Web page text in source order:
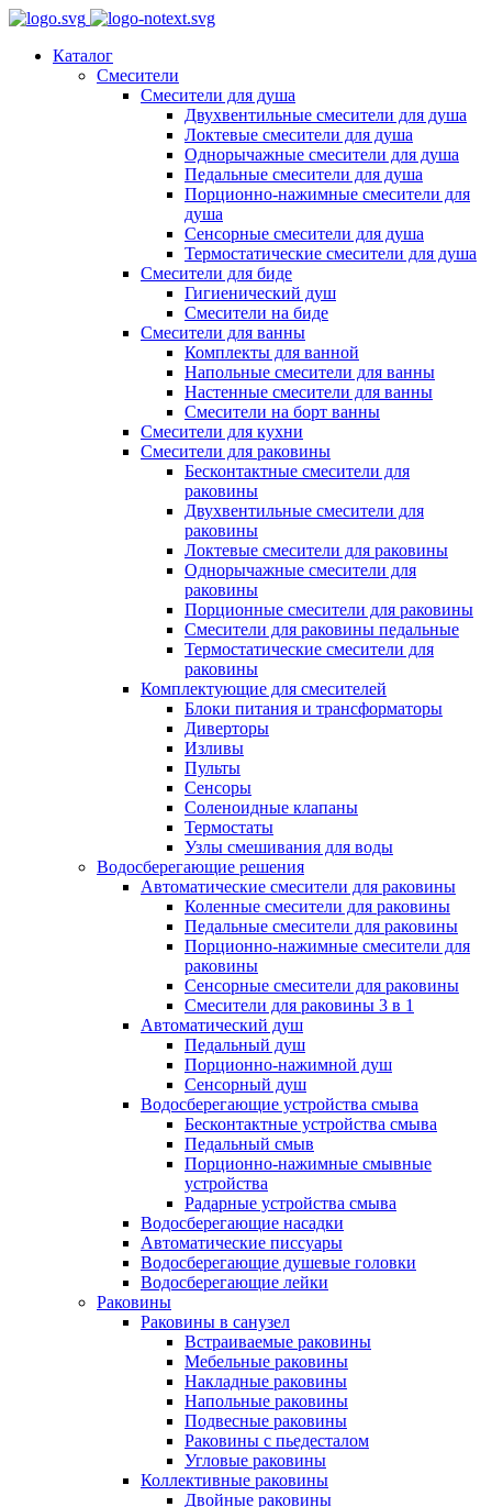
Каталог
Смесители
Смесители для душа
Двухвентильные смесители для душа
Локтевые смесители для душа
Однорычажные смесители для душа
Педальные смесители для душа
Порционно-нажимные смесители для
душа
Сенсорные смесители для душа
Термостатические смесители для душа
Смесители для биде
Гигиенический душ
Смесители на биде
Смесители для ванны
Комплекты для ванной
Напольные смесители для ванны
Настенные смесители для ванны
Смесители на борт ванны
Смесители для кухни
Смесители для раковины
Бесконтактные смесители для
раковины
Двухвентильные смесители для
раковины
Локтевые смесители для раковины
Однорычажные смесители для
раковины
Порционные смесители для раковины
Смесители для раковины педальные
Термостатические смесители для
раковины
Комплектующие для смесителей
Блоки питания и трансформаторы
Диверторы
Изливы
Пульты
Сенсоры
Соленоидные клапаны
Термостаты
Узлы смешивания для воды
Водосберегающие решения
Автоматические смесители для раковины
Коленные смесители для раковины
Педальные смесители для раковины
Порционно-нажимные смесители для
раковины
Сенсорные смесители для раковины
Смесители для раковины 3 в 1
Автоматический душ
Педальный душ
Порционно-нажимной душ
Сенсорный душ
Водосберегающие устройства смыва
Бесконтактные устройства смыва
Педальный смыв
Порционно-нажимные смывные
устройства
Радарные устройства смыва
Водосберегающие насадки
Автоматические писсуары
Водосберегающие душевые головки
Водосберегающие лейки
Раковины
Раковины в санузел
Встраиваемые раковины
Мебельные раковины
Накладные раковины
Напольные раковины
Подвесные раковины
Раковины с пьедесталом
Угловые раковины
Коллективные раковины
Двойные раковины